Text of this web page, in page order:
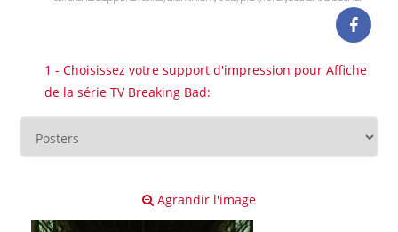
1 - Choisissez votre support d'impression pour Affiche
de la série TV Breaking Bad:
Agrandir l'image